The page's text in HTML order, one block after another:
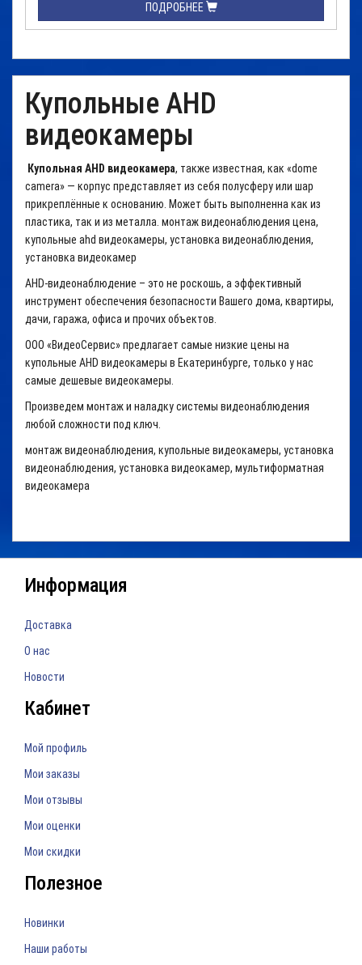
ПОДРОБНЕЕ
Купольные AHD
видеокамеры
Купольная AHD видеокамера, также известная, как «dome
camera» — корпус представляет из себя полусферу или шар
прикреплённые к основанию. Может быть выполненна как из
пластика, так и из металла. монтаж видеонаблюдения цена,
купольные ahd видеокамеры, установка видеонаблюдения,
установка видеокамер
AHD-видеонаблюдение – это не роскошь, а эффективный
инструмент обеспечения безопасности Вашего дома, квартиры,
дачи, гаража, офиса и прочих объектов.
ООО «ВидеоСервис» предлагает самые низкие цены на
купольные AHD видеокамеры в Екатеринбурге, только у нас
самые дешевые видеокамеры.
Произведем монтаж и наладку системы видеонаблюдения
любой сложности под ключ.
монтаж видеонаблюдения, купольные видеокамеры, установка
видеонаблюдения, установка видеокамер, мультиформатная
видеокамера
Информация
Доставка
О нас
Новости
Кабинет
Мой профиль
Мои заказы
Мои отзывы
Мои оценки
Мои скидки
Полезное
Новинки
Наши работы